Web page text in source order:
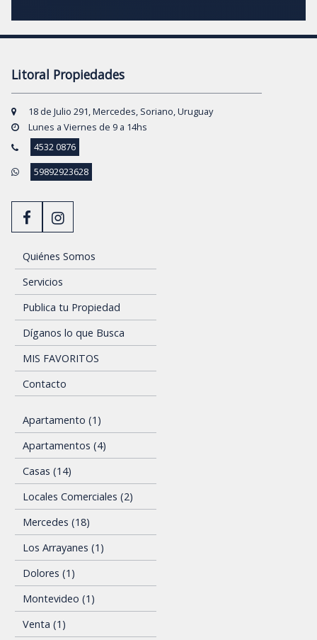
Litoral Propiedades
18 de Julio 291, Mercedes, Soriano, Uruguay
Lunes a Viernes de 9 a 14hs
4532 0876
59892923628
Quiénes Somos
Servicios
Publica tu Propiedad
Díganos lo que Busca
MIS FAVORITOS
Contacto
Apartamento (1)
Apartamentos (4)
Casas (14)
Locales Comerciales (2)
Mercedes (18)
Los Arrayanes (1)
Dolores (1)
Montevideo (1)
Venta (1)